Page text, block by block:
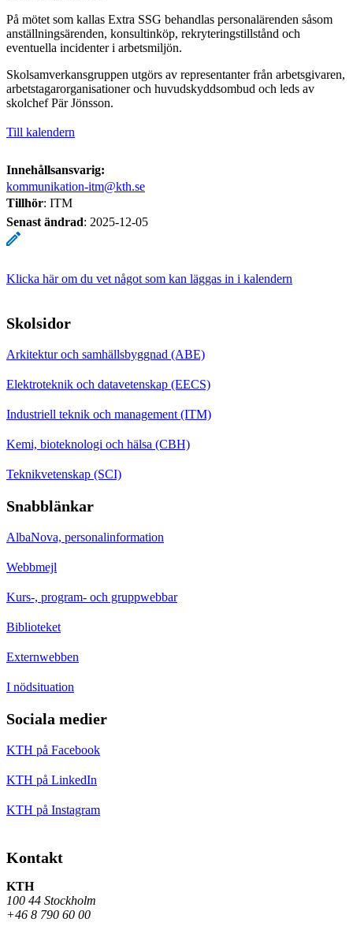
På mötet som kallas Extra SSG behandlas personalärenden såsom
anställningsärenden, konsultinköp, rekryteringstillstånd och
eventuella incidenter i arbetsmiljön.
Skolsamverkansgruppen utgörs av representanter från arbetsgivaren,
arbetstagarorganisationer och huvudskyddsombud och leds av
skolchef Pär Jönsson.
Till kalendern
Innehållsansvarig:
kommunikation-itm@kth.se
Tillhör: ITM
Senast ändrad: 2025-12-05
Klicka här om du vet något som kan läggas in i kalendern
Skolsidor
Arkitektur och samhällsbyggnad (ABE)
Elektroteknik och datavetenskap (EECS)
Industriell teknik och management (ITM)
Kemi, bioteknologi och hälsa (CBH)
Teknikvetenskap (SCI)
Snabblänkar
AlbaNova, personalinformation
Webbmejl
Kurs-, program- och gruppwebbar
Biblioteket
Externwebben
I nödsituation
Sociala medier
KTH på Facebook
KTH på LinkedIn
KTH på Instagram
Kontakt
KTH
100 44 Stockholm
+46 8 790 60 00